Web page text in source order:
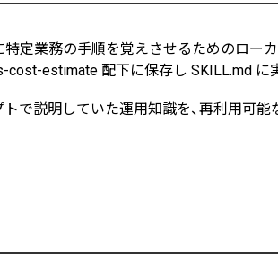
2026/07/01 技術ブログ
『リーダブルコード』から学
の実践ポイント
定業務の手順を覚えさせるためのローカ
estimate 配下に保存し SKILL.md に
で説明していた運用知識を、再利用可能